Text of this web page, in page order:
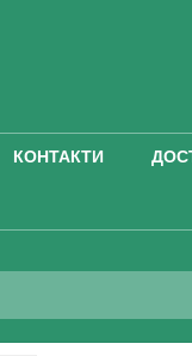
КОНТАКТИ